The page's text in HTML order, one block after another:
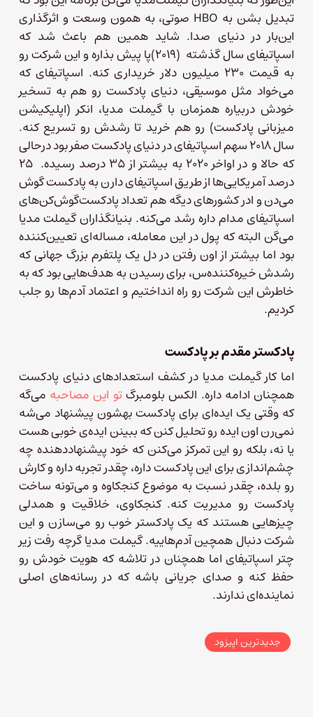
تبدیل بشن به HBO صوتی، به همون وسعت و اثرگذاری
این‌بار در دنیای صدا. شاید همین هم باعث شد که
اسپاتیفای سال گذشته (۲۰۱۹)پا پیش بذاره و این شرکت رو
به قیمت ۲۳۰ میلیون دلار خریداری کنه. اسپاتیفای که
می‌خواد مثل موسیقی، دنیای پادکست رو هم به تسخیر
خودش دربیاره همزمان با گیملت مدیا، انکر (اپلیکیشن
میزبانی پادکست) رو هم خرید تا رشدش رو تسریع کنه.
سال ۲۰۱۸ سهم اسپاتیفای در دنیای پادکست صفر بود درحالی
که حالا و در اواخر ۲۰۲۰ به بیشتر از ۳۵ درصد رسیده. ۲۵
درصد آمریکایی‌ها از طریق اسپاتیفای دارن به پادکست گوش
می‌دن و ادر کشورهای دیگه هم تعداد پادکست‌گوش‌کن‌های
اسپاتیفای مدام داره رشد می‌کنه. بنیانگذاران گیملت مدیا
می‌گن البته که پول در این معامله، مساله‌ای تعیین‌کننده
بود اما بیشتر از اون رفتن در دل یک پلتفرم بزرگ جهانی که
رشدش خیره‌کننده‌س، برای رسیدن به هدف‌هایی بود که به
خاطرش این شرکت رو راه‌ انداختیم و اعتماد آدم‌ها رو جلب
کردیم.
پادکستر مقدم بر پادکست
اما کار گیملت مدیا در کشف استعدادهای دنیای پادکست
همچنان ادامه داره. الکس بلومبرگتو این مصاحبه می‌گه
که وقتی یک ایده‌ای برای پادکست بهشون پیشنهاد می‌شه
نمی‌رن اون ایده رو تحلیل کنن که ببینن ایده‌ی خوبی هست
یا نه، بلکه رو این تمرکز می‌کنن که خود پیشنهاددهنده چه
چشم‌اندازی برای این پادکست داره، چقدر تجربه داره و کارش
رو بلده، چقدر نسبت به موضوع کنجکاوه و می‌تونه ساخت
پادکست رو مدیریت کنه. کنجکاوی، خلاقیت و همدلی
چیزهایی هستند که یک پادکستر خوب رو می‌سازن و این
شرکت دنبال همچین آدم‌هاییه. گیملت مدیا گرچه رفت زیر
چتر اسپاتیفای اما همچنان در تلاشه که هویت خودش رو
حفظ کنه و صدای جریانی باشه که در رسانه‌های اصلی
نماینده‌ای ندارند.
جدیدترین اپیزود